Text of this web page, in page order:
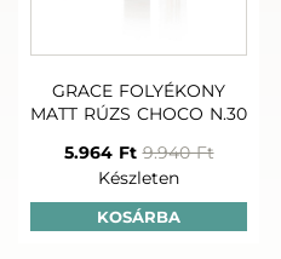
GRACE FOLYÉKONY
MATT RÚZS CHOCO N.30
5.964 Ft 9.940 Ft
Készleten
KOSÁRBA